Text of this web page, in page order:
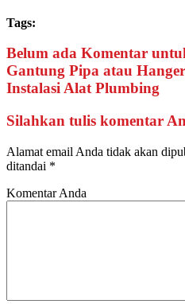
Tags:
Belum ada Komentar
Gantung Pipa atau
Instalasi Alat Plumbing
Silahkan tulis komentar
Alamat email Anda tidak akan
ditandai *
Komentar Anda